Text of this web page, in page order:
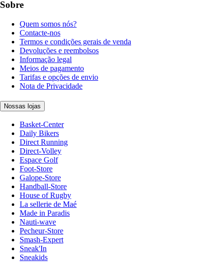
Sobre
Quem somos nós?
Contacte-nos
Termos e condições gerais de venda
Devoluções e reembolsos
Informação legal
Meios de pagamento
Tarifas e opções de envio
Nota de Privacidade
Nossas lojas
Basket-Center
Daily Bikers
Direct Running
Direct-Volley
Espace Golf
Foot-Store
Galope-Store
Handball-Store
House of Rugby
La sellerie de Maé
Made in Paradis
Nauti-wave
Pecheur-Store
Smash-Expert
Sneak'In
Sneakids